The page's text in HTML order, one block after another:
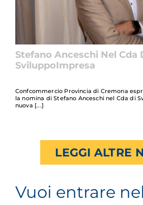
Stefano Anceschi Nel Cda
SviluppoImpresa
Confcommercio Provincia di Cremona
la nomina di Stefano Anceschi nel Cda di
nuova
LEGGI ALTRE
Vuoi entrare nel